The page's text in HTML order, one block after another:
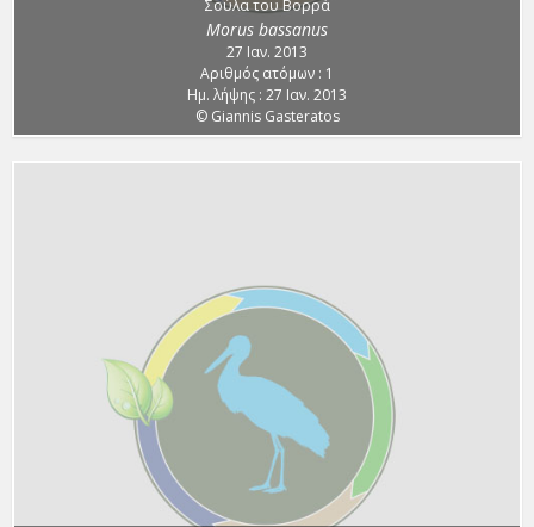
Σούλα του Βορρά
Morus bassanus
27 Ιαν. 2013
Αριθμός ατόμων : 1
Ημ. λήψης : 27 Ιαν. 2013
© Giannis Gasteratos